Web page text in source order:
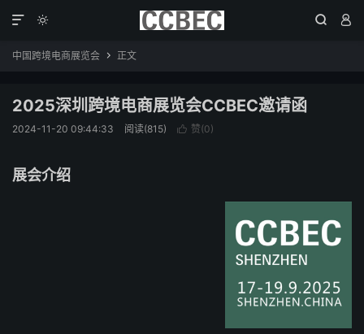
  

中国跨境电商展览会  正文
2025深圳跨境电商展览会CCBEC邀请函
2024-11-20 09:44:33 阅读(815)  赞(0)
展会介绍